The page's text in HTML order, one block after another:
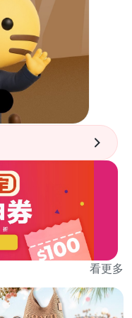
看更多